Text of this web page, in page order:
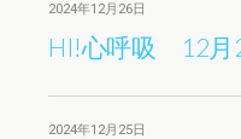
2024年12月26日
HI!心呼吸 12月
2024年12月25日